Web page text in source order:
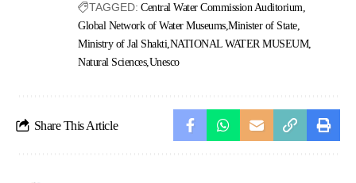
TAGGED: Central Water Commission Auditorium
Global Network of Water Museums Minister of State
Ministry of Jal Shakti NATIONAL WATER MUSEUM
Natural Sciences Unesco
Share This Article